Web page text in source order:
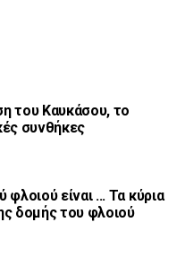
του Καυκάσου, το
συνθήκες
φλοιού είναι ... Τα κύρια
δομής του φλοιού